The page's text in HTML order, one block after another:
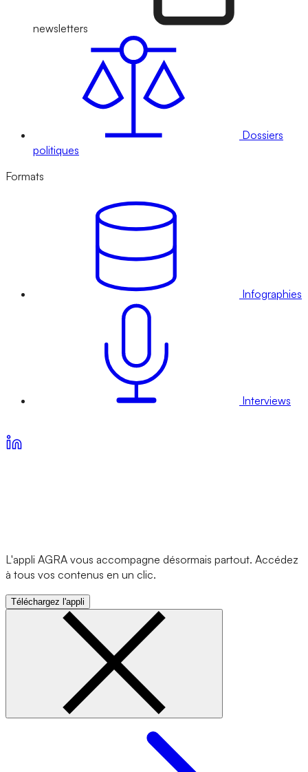
newsletters
Dossiers
politiques
Formats
Infographies
Interviews
L'appli AGRA vous accompagne désormais partout. Accédez
à tous vos contenus en un clic.
Téléchargez l'appli